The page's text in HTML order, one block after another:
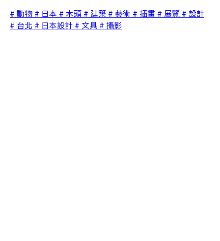
# 動物 # 日本 # 木頭 # 建築 # 藝術 # 插畫 # 展覽 # 設計
# 台北 # 日本設計 # 文具 # 攝影